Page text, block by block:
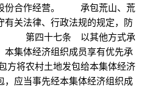
股份合作经营。 承包荒山、荒
关法律、行政法规的规定，防
。 第四十七条 以其他方式承
集体经济组织成员享有优先承
农村土地发包给本集体经济
应当事先经本集体经济组织成